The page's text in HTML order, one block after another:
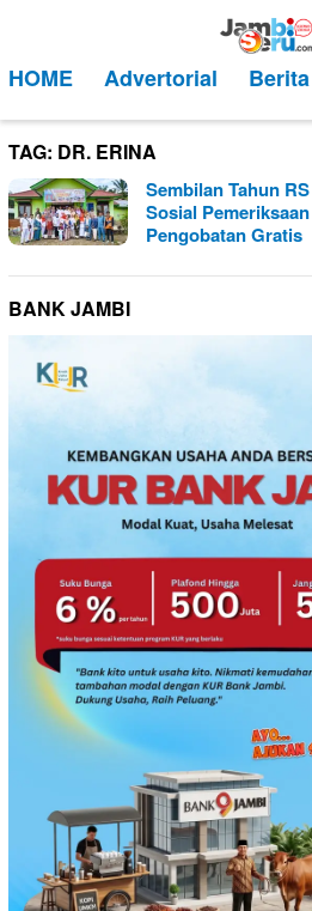
kontenMobile
HOME Advertorial Berita
TAG: DR. ERINA
Sembilan Tahun
Sosial
Pengobatan Gratis
BANK JAMBI